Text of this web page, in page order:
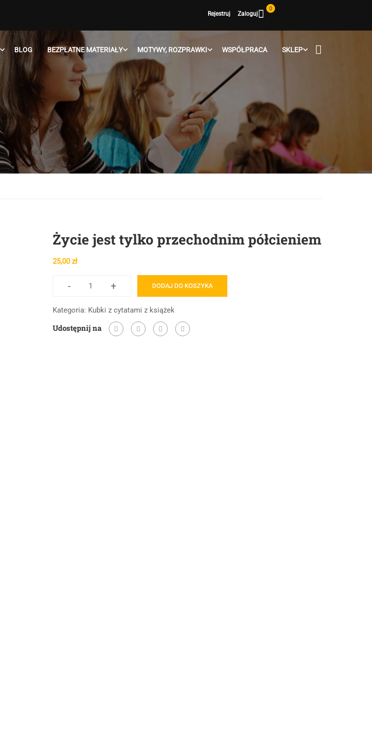
Rejestruj Zaloguj
0
BLOG BEZPŁATNE MATERIAŁY MOTYWY, ROZPRAWKI WSPÓŁPRACA SKLEP
Życie jest tylko przechodnim półcieniem
25,00zł
-
ilość
tylko
+ DODAJ DO KOSZYKA
Kategoria: Kubki z cytatami z książek
Udostępnij na